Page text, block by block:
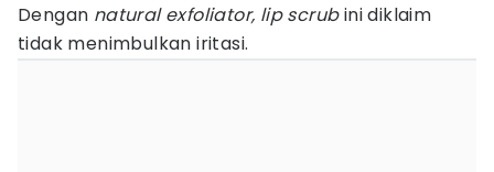
Dengan natural exfoliator, lip scrubini diklaim
tidak menimbulkan iritasi.